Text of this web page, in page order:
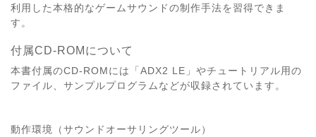
利用した本格的なゲームサウンドの制作手法を習得できま
す。
付属CD-ROMについて
本書付属のCD-ROMには「ADX2 LE」やチュートリアル用の
ファイル、サンプルプログラムなどが収録されています。
動作環境（サウンドオーサリングツール）